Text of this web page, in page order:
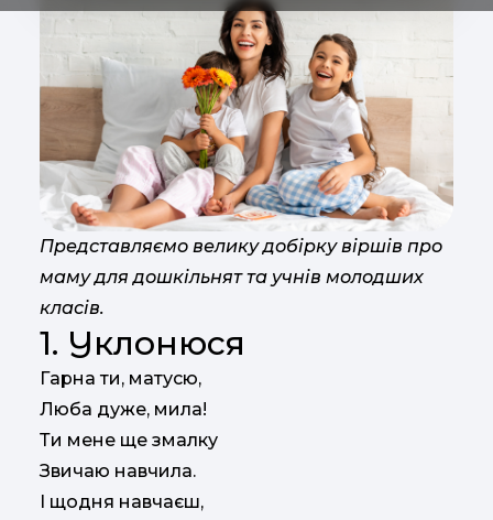
Представляємо велику добірку віршів про
маму для дошкільнят та учнів молодших
класів.
1. Уклонюся
Гарна ти, матусю,
Люба дуже, мила!
Ти мене ще змалку
Звичаю навчила.
І щодня навчаєш,